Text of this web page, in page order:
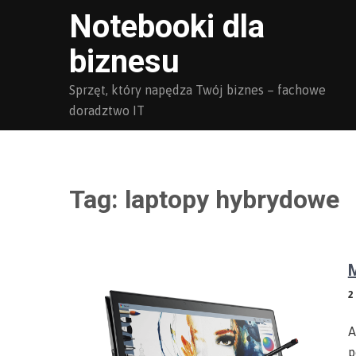
Notebooki dla
biznesu
Sprzęt, który napędza Twój biznes – fachowe
doradztwo IT
Tag: laptopy hybrydowe